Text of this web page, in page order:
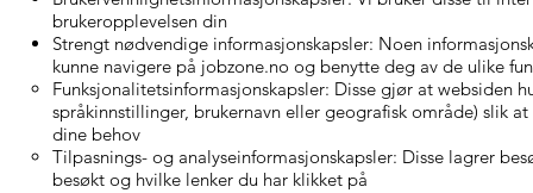
brukeropplevelsen din
Strengt nødvendige informasjonskapsler: Noen
kunne navigere på jobzone.no og benytte deg av de ulike
Funksjonalitetsinformasjonskapsler: Disse gjør at websiden
språkinnstillinger, brukernavn eller geografisk område) slik
dine behov
Tilpasnings- og analyseinformasjonskapsler: Disse lagrer
besøkt og hvilke lenker du har klikket på